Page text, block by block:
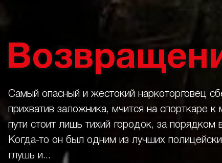
Самый опасный и жестокий наркоторговец
прихватив заложника, мчится на спорткаре к
пути стоит лишь тихий городок, за
Когда-то он был одним из лучших
глушь и...